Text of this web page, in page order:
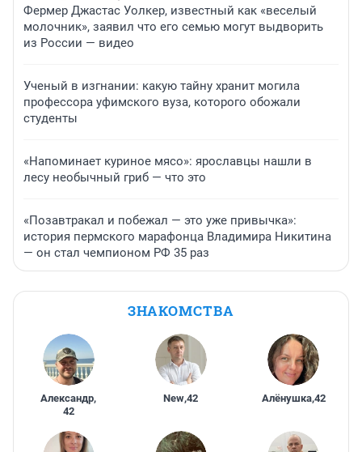
Фермер Джастас Уолкер, известный как «веселый
молочник», заявил что его семью могут выдворить
из России — видео
Ученый в изгнании: какую тайну хранит могила
профессора уфимского вуза, которого обожали
студенты
«Напоминает куриное мясо»: ярославцы нашли в
лесу необычный гриб — что это
«Позавтракал и побежал — это уже привычка»:
история пермского марафонца Владимира Никитина
— он стал чемпионом РФ 35 раз
ЗНАКОМСТВА
Александр,
42
New,42 Алёнушка,42